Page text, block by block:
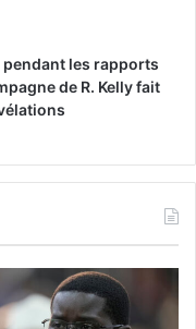
les rapports
de R. Kelly fait